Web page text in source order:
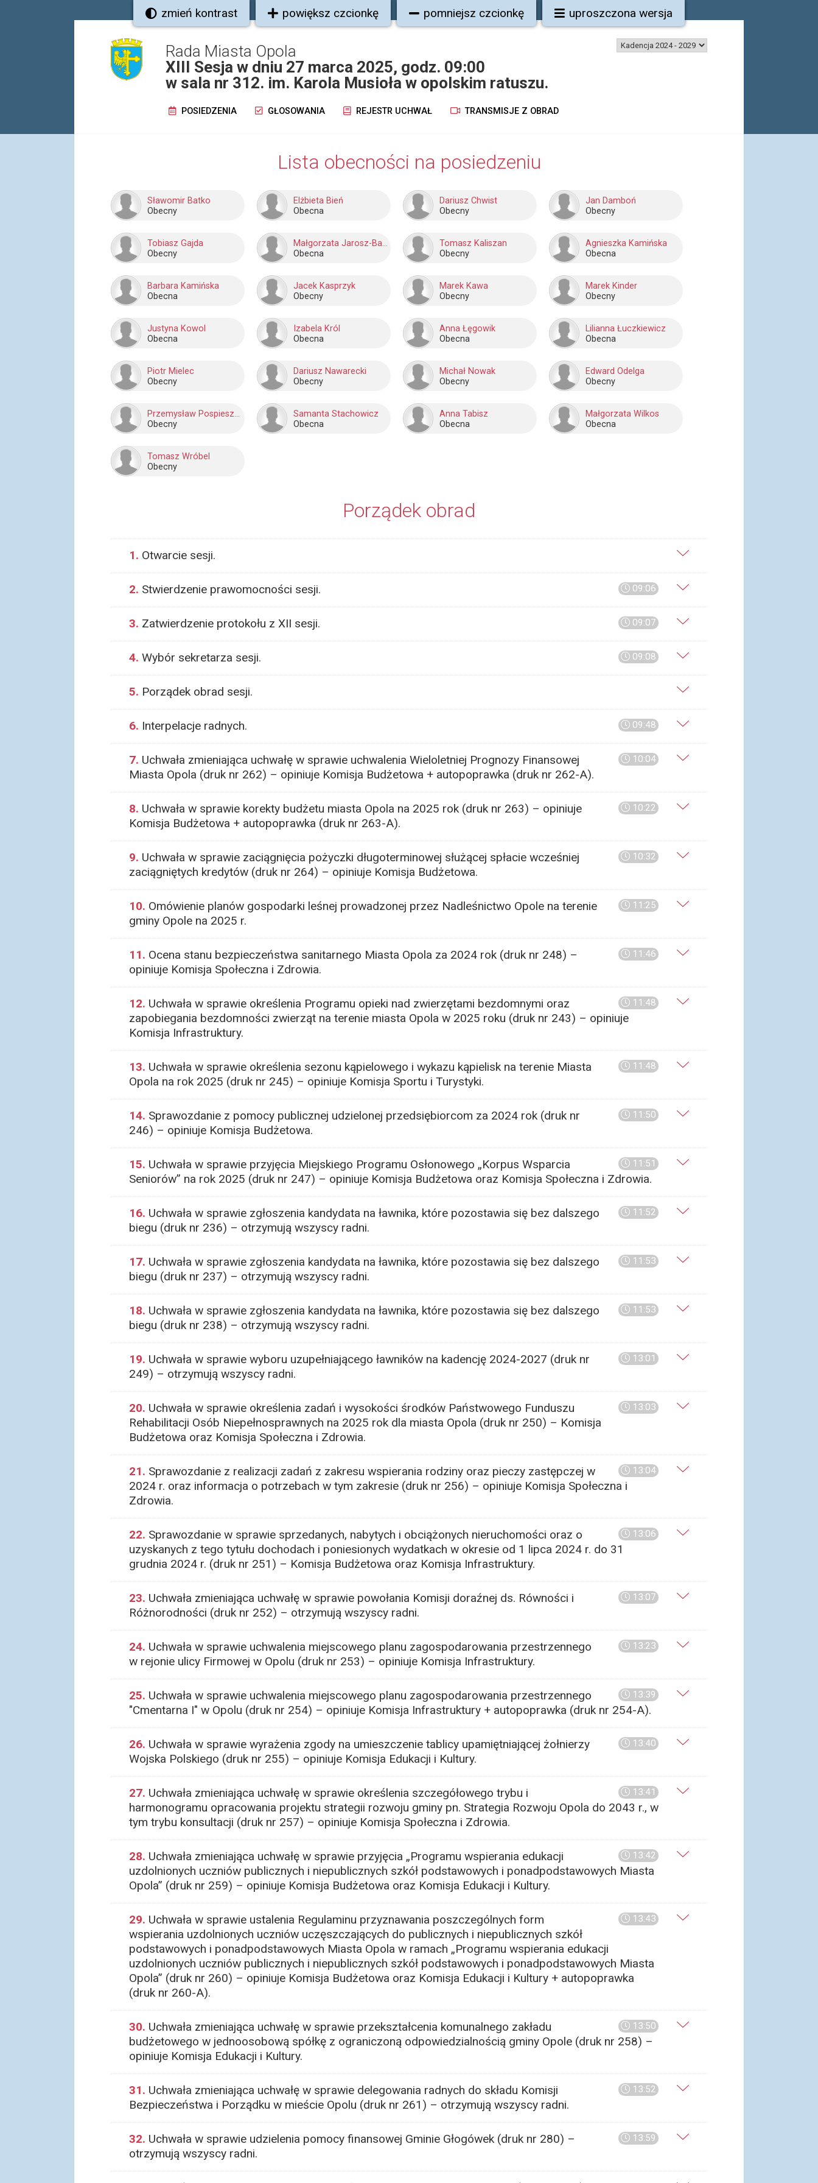
zmień kontrast powiększ czcionkę pomniejsz czcionkę uproszczona wersja
Rada Miasta Opola
XIII Sesja w dniu 27 marca 2025, godz. 09:00
w sala nr 312. im. Karola Musioła w opolskim ratuszu.
POSIEDZENIA GŁOSOWANIA REJESTR UCHWAŁ TRANSMISJE Z OBRAD
Lista obecności na posiedzeniu
Sławomir Batko
Obecny
Elżbieta Bień
Obecna
Dariusz Chwist
Obecny
Jan Damboń
Obecny
Tobiasz Gajda
Obecny
Małgorzata Jarosz-Basztabin
Obecna
Tomasz Kaliszan
Obecny
Agnieszka Kamińska
Obecna
Barbara Kamińska
Obecna
Jacek Kasprzyk
Obecny
Marek Kawa
Obecny
Marek Kinder
Obecny
Justyna Kowol
Obecna
Izabela Król
Obecna
Anna Łęgowik
Obecna
Lilianna Łuczkiewicz
Obecna
Piotr Mielec
Obecny
Dariusz Nawarecki
Obecny
Michał Nowak
Obecny
Edward Odelga
Obecny
Przemysław Pospieszyński
Obecny
Samanta Stachowicz
Obecna
Anna Tabisz
Obecna
Małgorzata Wilkos
Obecna
Tomasz Wróbel
Obecny
Porządek obrad
1. Otwarcie sesji.
09:06
2. Stwierdzenie prawomocności sesji.
09:07
3. Zatwierdzenie protokołu z XII sesji.
09:08
4. Wybór sekretarza sesji.
5. Porządek obrad sesji.
09:48
6. Interpelacje radnych.
10:04
7. Uchwała zmieniająca uchwałę w sprawie uchwalenia Wieloletniej Prognozy Finansowej
Miasta Opola (druk nr 262) – opiniuje Komisja Budżetowa + autopoprawka (druk nr 262-A).
10:22
8. Uchwała w sprawie korekty budżetu miasta Opola na 2025 rok (druk nr 263) – opiniuje
Komisja Budżetowa + autopoprawka (druk nr 263-A).
10:32
9. Uchwała w sprawie zaciągnięcia pożyczki długoterminowej służącej spłacie wcześniej
zaciągniętych kredytów (druk nr 264) – opiniuje Komisja Budżetowa.
11:25
10. Omówienie planów gospodarki leśnej prowadzonej przez Nadleśnictwo Opole na terenie
gminy Opole na 2025 r.
11:46
11. Ocena stanu bezpieczeństwa sanitarnego Miasta Opola za 2024 rok (druk nr 248) –
opiniuje Komisja Społeczna i Zdrowia.
11:48
12. Uchwała w sprawie określenia Programu opieki nad zwierzętami bezdomnymi oraz
zapobiegania bezdomności zwierząt na terenie miasta Opola w 2025 roku (druk nr 243) – opiniuje
Komisja Infrastruktury.
11:48
13. Uchwała w sprawie określenia sezonu kąpielowego i wykazu kąpielisk na terenie Miasta
Opola na rok 2025 (druk nr 245) – opiniuje Komisja Sportu i Turystyki.
11:50
14. Sprawozdanie z pomocy publicznej udzielonej przedsiębiorcom za 2024 rok (druk nr
246) – opiniuje Komisja Budżetowa.
11:51
15. Uchwała w sprawie przyjęcia Miejskiego Programu Osłonowego „Korpus Wsparcia
Seniorów” na rok 2025 (druk nr 247) – opiniuje Komisja Budżetowa oraz Komisja Społeczna i Zdrowia.
11:52
16. Uchwała w sprawie zgłoszenia kandydata na ławnika, które pozostawia się bez dalszego
biegu (druk nr 236) – otrzymują wszyscy radni.
11:53
17. Uchwała w sprawie zgłoszenia kandydata na ławnika, które pozostawia się bez dalszego
biegu (druk nr 237) – otrzymują wszyscy radni.
11:53
18. Uchwała w sprawie zgłoszenia kandydata na ławnika, które pozostawia się bez dalszego
biegu (druk nr 238) – otrzymują wszyscy radni.
13:01
19. Uchwała w sprawie wyboru uzupełniającego ławników na kadencję 2024-2027 (druk nr
249) – otrzymują wszyscy radni.
13:03
20. Uchwała w sprawie określenia zadań i wysokości środków Państwowego Funduszu
Rehabilitacji Osób Niepełnosprawnych na 2025 rok dla miasta Opola (druk nr 250) – Komisja
Budżetowa oraz Komisja Społeczna i Zdrowia.
13:04
21. Sprawozdanie z realizacji zadań z zakresu wspierania rodziny oraz pieczy zastępczej w
2024 r. oraz informacja o potrzebach w tym zakresie (druk nr 256) – opiniuje Komisja Społeczna i
Zdrowia.
13:06
22. Sprawozdanie w sprawie sprzedanych, nabytych i obciążonych nieruchomości oraz o
uzyskanych z tego tytułu dochodach i poniesionych wydatkach w okresie od 1 lipca 2024 r. do 31
grudnia 2024 r. (druk nr 251) – Komisja Budżetowa oraz Komisja Infrastruktury.
13:07
23. Uchwała zmieniająca uchwałę w sprawie powołania Komisji doraźnej ds. Równości i
Różnorodności (druk nr 252) – otrzymują wszyscy radni.
13:23
24. Uchwała w sprawie uchwalenia miejscowego planu zagospodarowania przestrzennego
w rejonie ulicy Firmowej w Opolu (druk nr 253) – opiniuje Komisja Infrastruktury.
13:39
25. Uchwała w sprawie uchwalenia miejscowego planu zagospodarowania przestrzennego
"Cmentarna I" w Opolu (druk nr 254) – opiniuje Komisja Infrastruktury + autopoprawka (druk nr 254-A).
13:40
26. Uchwała w sprawie wyrażenia zgody na umieszczenie tablicy upamiętniającej żołnierzy
Wojska Polskiego (druk nr 255) – opiniuje Komisja Edukacji i Kultury.
13:41
27. Uchwała zmieniająca uchwałę w sprawie określenia szczegółowego trybu i
harmonogramu opracowania projektu strategii rozwoju gminy pn. Strategia Rozwoju Opola do 2043 r., w
tym trybu konsultacji (druk nr 257) – opiniuje Komisja Społeczna i Zdrowia.
13:42
28. Uchwała zmieniająca uchwałę w sprawie przyjęcia „Programu wspierania edukacji
uzdolnionych uczniów publicznych i niepublicznych szkół podstawowych i ponadpodstawowych Miasta
Opola” (druk nr 259) – opiniuje Komisja Budżetowa oraz Komisja Edukacji i Kultury.
13:43
29. Uchwała w sprawie ustalenia Regulaminu przyznawania poszczególnych form
wspierania uzdolnionych uczniów uczęszczających do publicznych i niepublicznych szkół
podstawowych i ponadpodstawowych Miasta Opola w ramach „Programu wspierania edukacji
uzdolnionych uczniów publicznych i niepublicznych szkół podstawowych i ponadpodstawowych Miasta
Opola” (druk nr 260) – opiniuje Komisja Budżetowa oraz Komisja Edukacji i Kultury + autopoprawka
(druk nr 260-A).
13:50
30. Uchwała zmieniająca uchwałę w sprawie przekształcenia komunalnego zakładu
budżetowego w jednoosobową spółkę z ograniczoną odpowiedzialnością gminy Opole (druk nr 258) –
opiniuje Komisja Edukacji i Kultury.
13:52
31. Uchwała zmieniająca uchwałę w sprawie delegowania radnych do składu Komisji
Bezpieczeństwa i Porządku w mieście Opolu (druk nr 261) – otrzymują wszyscy radni.
13:59
32. Uchwała w sprawie udzielenia pomocy finansowej Gminie Głogówek (druk nr 280) –
otrzymują wszyscy radni.